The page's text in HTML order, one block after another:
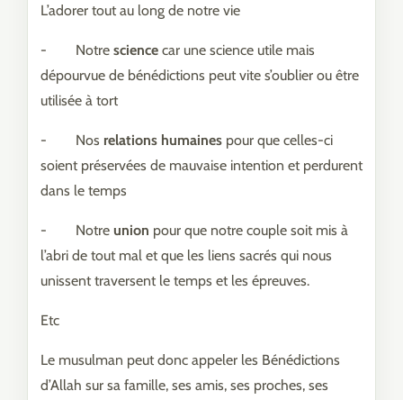
L’adorer tout au long de notre vie
- Notre science car une science utile mais
dépourvue de bénédictions peut vite s’oublier ou être
utilisée à tort
- Nos relations humaines pour que celles-ci
soient préservées de mauvaise intention et perdurent
dans le temps
- Notre union pour que notre couple soit mis à
l’abri de tout mal et que les liens sacrés qui nous
unissent traversent le temps et les épreuves.
Etc
Le musulman peut donc appeler les Bénédictions
d’Allah sur sa famille, ses amis, ses proches, ses